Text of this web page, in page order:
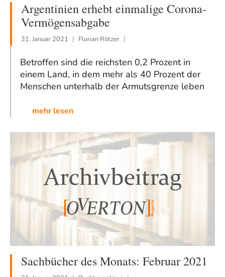
Argentinien erhebt einmalige Corona-
Vermögensabgabe
31. Januar 2021 Florian Rötzer
Betroffen sind die reichsten 0,2 Prozent in
einem Land, in dem mehr als 40 Prozent der
Menschen unterhalb der Armutsgrenze leben
mehr lesen
Sachbücher des Monats: Februar 2021